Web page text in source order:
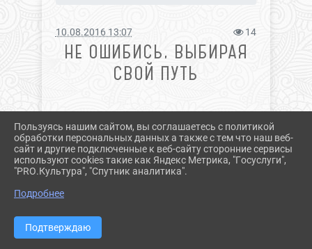
10.08.2016 13:07 14
НЕ ОШИБИСЬ, ВЫБИРАЯ
СВОЙ ПУТЬ
Пользуясь нашим сайтом, вы соглашаетесь с политикой
обработки персональных данных а также с тем что наш веб-
сайт и другие подключенные к веб-сайту сторонние сервисы
используют cookies такие как Яндекс Метрика, "Госуслуги",
"PRO.Культура", "Спутник аналитика".
Подробнее
Подтверждаю